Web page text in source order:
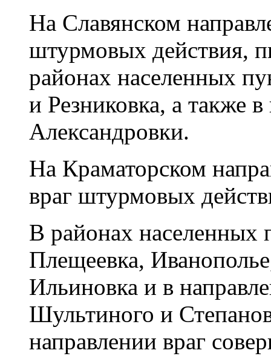
На Славянском
штурмовых действия,
районах населенных
и Резниковка, а также
Александровки.
На Краматорском
враг штурмовых
В районах населенных
Плещеевка,
Ильиновка и в
Шультиного и
направлении враг